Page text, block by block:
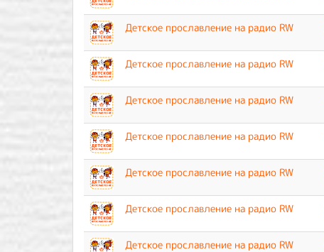
Детское прославление на радио RW
Детское прославление на радио RW
Детское прославление на радио RW
Детское прославление на радио RW
Детское прославление на радио RW
Детское прославление на радио RW
Детское прославление на радио RW